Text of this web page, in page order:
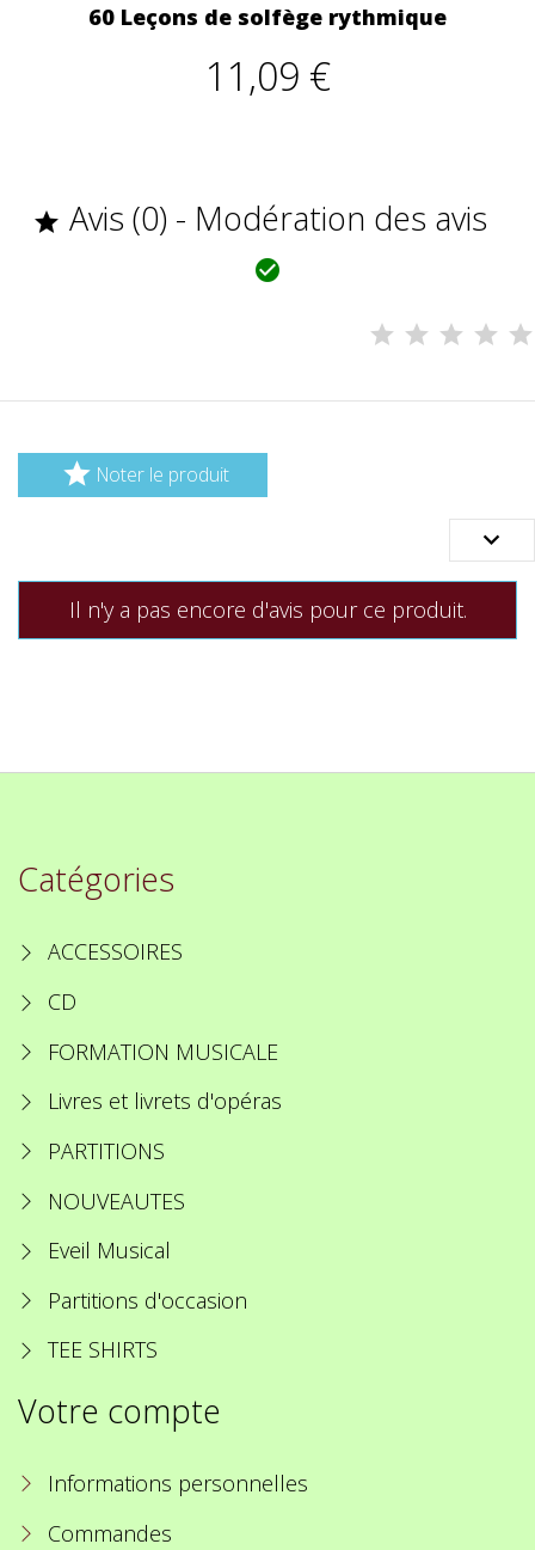
60 Leçons de solfège rythmique
11,09 €
 Avis (0) - Modération des avis

 Noter le produit

Il n'y a pas encore d'avis pour ce produit.
Catégories
ACCESSOIRES
CD
FORMATION MUSICALE
Livres et livrets d'opéras
PARTITIONS
NOUVEAUTES
Eveil Musical
Partitions d'occasion
TEE SHIRTS
Votre compte
Informations personnelles
Commandes